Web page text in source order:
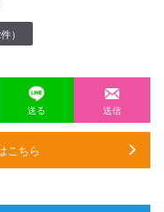
）
送る 送信
こちら